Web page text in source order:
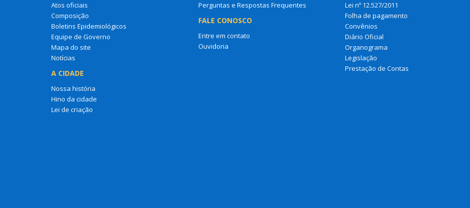
Atos oficiais
Composição
Boletins Epidemiológicos
Equipe de Governo
Mapa do site
Notícias
A CIDADE
Nossa história
Hino da cidade
Lei de criação
Perguntas e Respostas Frequentes
FALE CONOSCO
Entre em contato
Ouvidoria
Lei nº 12.527/2011
Folha de pagamento
Convênios
Diário Oficial
Organograma
Legislação
Prestação de Contas